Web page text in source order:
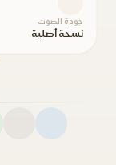
جودة الصوت
نسخة أصلية